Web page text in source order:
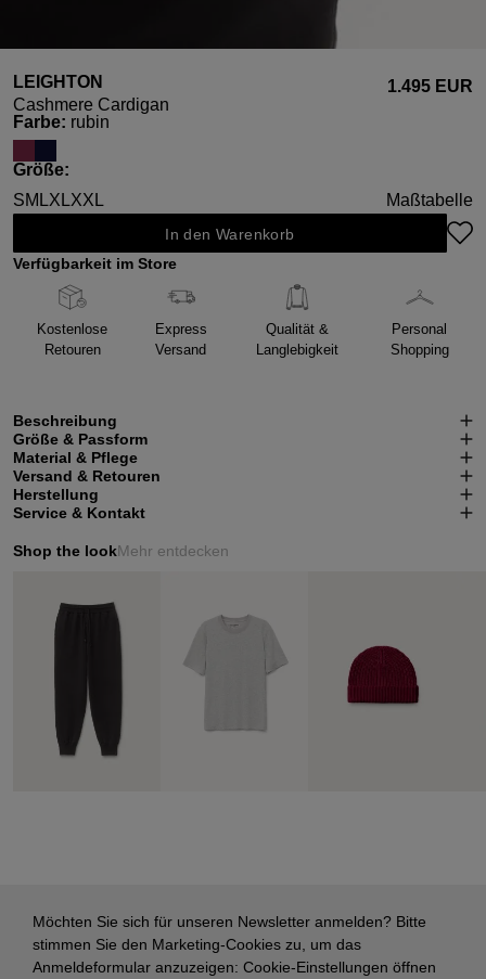
LEIGHTON
Cashmere Cardigan
1.495 EUR
Farbeauswählen
: rubin
Größeauswählen
:
SM LXLXXL Maßtabelle
In den Warenkorb
Verfügbarkeit im Store
Kostenlose
Retouren
Express
Versand
Qualität &
Langlebigkeit
Personal
Shopping
Beschreibung
Größe & Passform
Material & Pflege
Versand & Retouren
Herstellung
Service & Kontakt
Shop the lookMehr entdecken
Möchten Sie sich für unseren Newsletter anmelden? Bitte
stimmen Sie den Marketing-Cookies zu, um das
Anmeldeformular anzuzeigen: Cookie-Einstellungen öffnen